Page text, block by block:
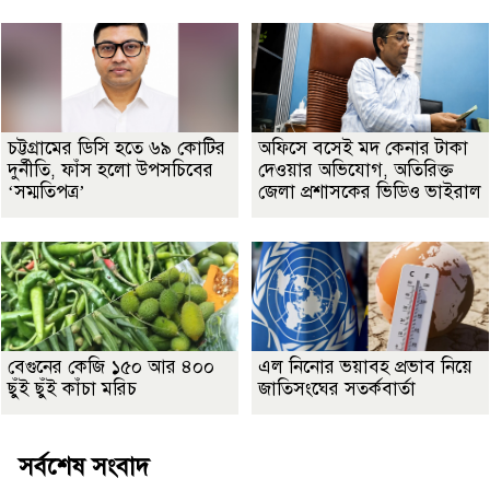
চট্টগ্রামের ডিসি হতে ৬৯ কোটির
দুর্নীতি, ফাঁস হলো উপসচিবের
‘সম্মতিপত্র’
অফিসে বসেই মদ কেনার টাকা
দেওয়ার অভিযোগ, অতিরিক্ত
জেলা প্রশাসকের ভিডিও ভাইরাল
বেগুনের কেজি ১৫০ আর ৪০০
ছুঁই ছুঁই কাঁচা মরিচ
এল নিনোর ভয়াবহ প্রভাব নিয়ে
জাতিসংঘের সতর্কবার্তা
সর্বশেষ সংবাদ